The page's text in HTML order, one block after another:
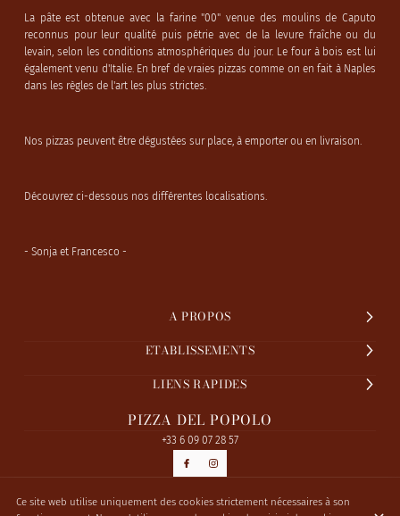
La pâte est obtenue avec la farine "00" venue des moulins de Caputo
reconnus pour leur qualité puis pétrie avec de la levure fraîche ou du
levain, selon les conditions atmosphériques du jour. Le four à bois est lui
également venu d'Italie. En bref de vraies pizzas comme on en fait à Naples
dans les règles de l'art les plus strictes.
Nos pizzas peuvent être dégustées sur place, à emporter ou en livraison.
Découvrez ci-dessous nos différentes localisations.
- Sonja et Francesco -
PIZZA DEL POPOLO
A PROPOS
ETABLISSEMENTS
LIENS RAPIDES
+33 6 09 07 28 57
Ce site web utilise uniquement des cookies strictement nécessaires à son